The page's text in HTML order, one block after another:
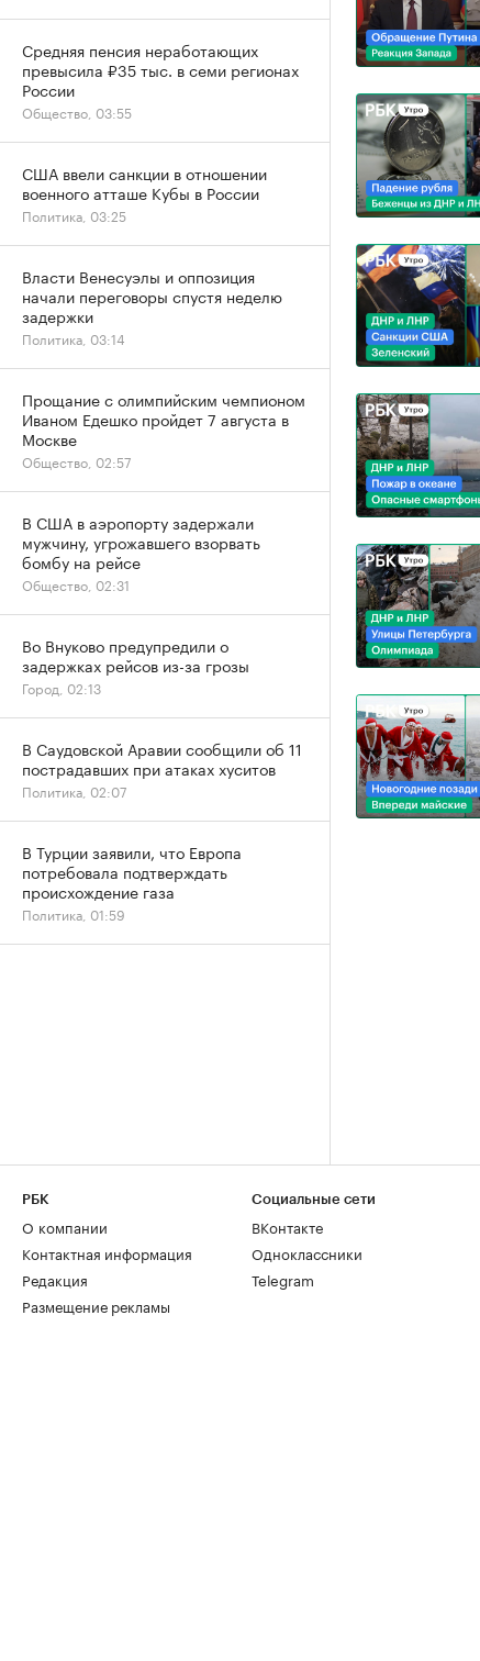
Средняя пенсия неработающих
превысила ₽35 тыс. в семи регионах
России
Общество, 03:55
США ввели санкции в отношении
военного атташе Кубы в России
Политика, 03:25
Власти Венесуэлы и оппозиция
начали переговоры спустя неделю
задержки
Политика, 03:14
Прощание с олимпийским чемпионом
Иваном Едешко пройдет 7 августа в
Москве
Общество, 02:57
В США в аэропорту задержали
мужчину, угрожавшего взорвать
бомбу на рейсе
Общество, 02:31
Во Внуково предупредили о
задержках рейсов из-за грозы
Город, 02:13
В Саудовской Аравии сообщили об 11
пострадавших при атаках хуситов
Политика, 02:07
В Турции заявили, что Европа
потребовала подтверждать
происхождение газа
Политика, 01:59
РБК
О компании
Контактная информация
Редакция
Размещение рекламы
Социальные сети
ВКонтакте
Одноклассники
Telegram